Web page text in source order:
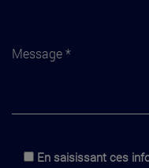
En saisissant ces